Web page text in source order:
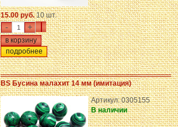
15.00 руб.10 шт.
- +
подробнее
BS Бусина малахит 14 мм (имитация)
Артикул: 0305155
В наличии